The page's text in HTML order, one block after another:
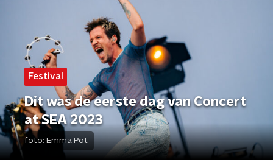
Festival
Dit was de eerste dag van Concert
at SEA 2023
foto: Emma Pot